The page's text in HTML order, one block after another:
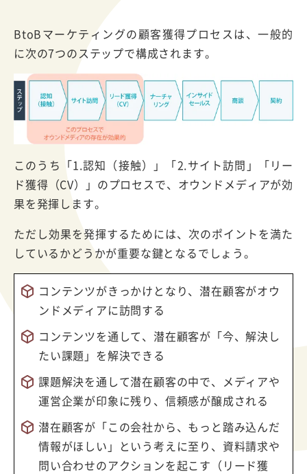
BtoBマーケティングの顧客獲得プロセスは、一般的
に次の7つのステップで構成されます。
このうち「1.認知（接触）」「2.サイト訪問」「リー
ド獲得（CV）」のプロセスで、オウンドメディアが効
果を発揮します。
ただし効果を発揮するためには、次のポイントを満た
しているかどうかが重要な鍵となるでしょう。
コンテンツがきっかけとなり、潜在顧客がオウ
ンドメディアに訪問する
コンテンツを通して、潜在顧客が「今、解決し
たい課題」を解決できる
課題解決を通して潜在顧客の中で、メディアや
運営企業が印象に残り、信頼感が醸成される
潜在顧客が「この会社から、もっと踏み込んだ
情報がほしい」という考えに至り、資料請求や
問い合わせのアクションを起こす（リード獲